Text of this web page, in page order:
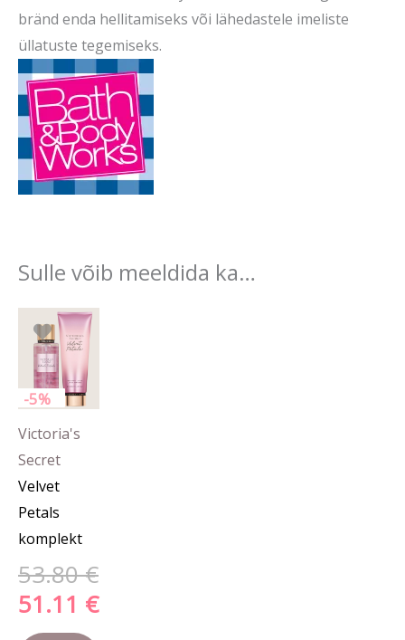
bränd enda hellitamiseks või lähedastele imeliste
üllatuste tegemiseks.
Sulle võib meeldida ka…
-5%
Victoria's
Secret
Velvet
Petals
komplekt
53.80€
hind
53.80 €.
51.11 €